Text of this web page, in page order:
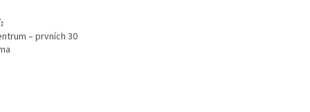
– prvních 30